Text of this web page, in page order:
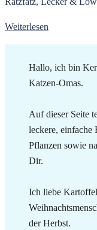
Weiterlesen
Hallo, ich bin
Katzen-Omas.
Auf dieser Seite
leckere, einfache
Pflanzen sowie
Dir.
Ich liebe
der Herbst.